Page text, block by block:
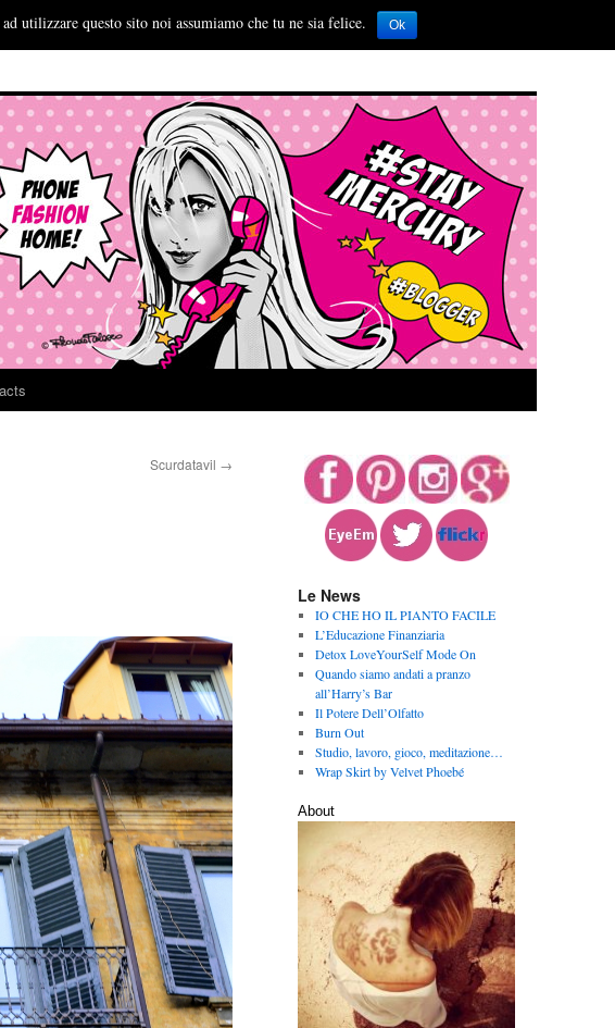
Scurdatavil →
Le News
IO CHE HO IL PIANTO FACILE
L’Educazione Finanziaria
Detox LoveYourSelf Mode On
Quando siamo andati a pranzo
all’Harry’s Bar
Il Potere Dell’Olfatto
Burn Out
Studio, lavoro, gioco, meditazione…
Wrap Skirt by Velvet Phoebé
About
utilizzare questo sito noi assumiamo che tu ne sia felice. Ok